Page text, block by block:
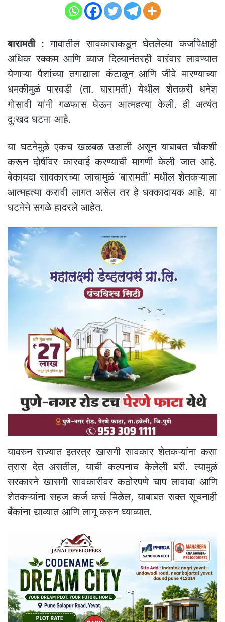
बारामती : गावातील सावकाराकडून घेतलेल्या कर्जापेक्षाही
अधिक रक्कम आणि व्याज दिल्यानंतरही वारंवार लावण्यात
येणाऱ्या पैशांच्या तगाद्याला कंटाळून आणि जीवे मारण्याच्या
धमकीमुळं पारवडी (ता. बारामती) येथील शेतकरी धनेश
गोसावी यांनी गळफास घेऊन आत्महत्या केली. ही अत्यंत
दुःखद घटना आहे.
या घटनेमुळे एकच खळबळ उडाली असून याबाबत चौकशी
करून दोषींवर कारवाई करण्याची मागणी केली जात आहे.
बेकायदा सावकारच्या जाचामुळं ‘बारामती’ मधील शेतकऱ्याला
आत्महत्या करावी लागत असेल तर हे धक्कादायक आहे. या
घटनेने सगळे हादरले आहेत.
यावरुन राज्यात इतरत्र खासगी सावकार शेतकऱ्यांना कसा
त्रास देत असतील, याची कल्पनाच केलेली बरी. त्यामुळं
सरकारने खासगी सावकारीवर कठोरपणे चाप लावावा आणि
शेतकऱ्यांना सहज कर्ज कसं मिळेल, याबाबत सक्त सूचनाही
बँकांना द्याव्यात आणि लागू करुन घ्याव्यात.